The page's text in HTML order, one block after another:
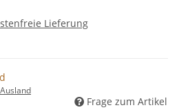
Lieferung
Frage zum Artikel